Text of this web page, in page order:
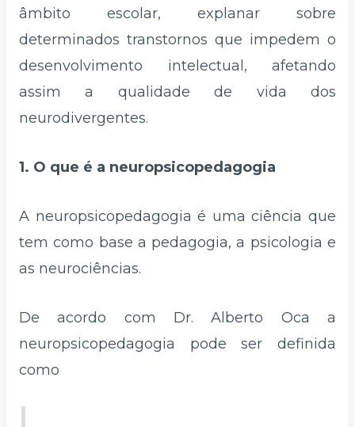
âmbito escolar, explanar sobre
determinados transtornos que impedem o
desenvolvimento intelectual, afetando
assim a qualidade de vida dos
neurodivergentes.
1. O que é a neuropsicopedagogia
A neuropsicopedagogia é uma ciência que
tem como base a pedagogia, a psicologia e
as neurociências.
De acordo com Dr. Alberto Oca a
neuropsicopedagogia pode ser definida
como